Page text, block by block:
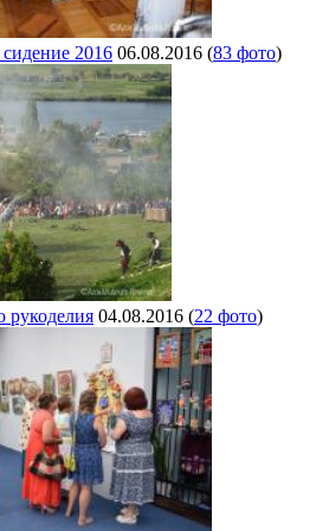
сидение 2016 06.08.2016 (83 фото)
рукоделия 04.08.2016 (22 фото)